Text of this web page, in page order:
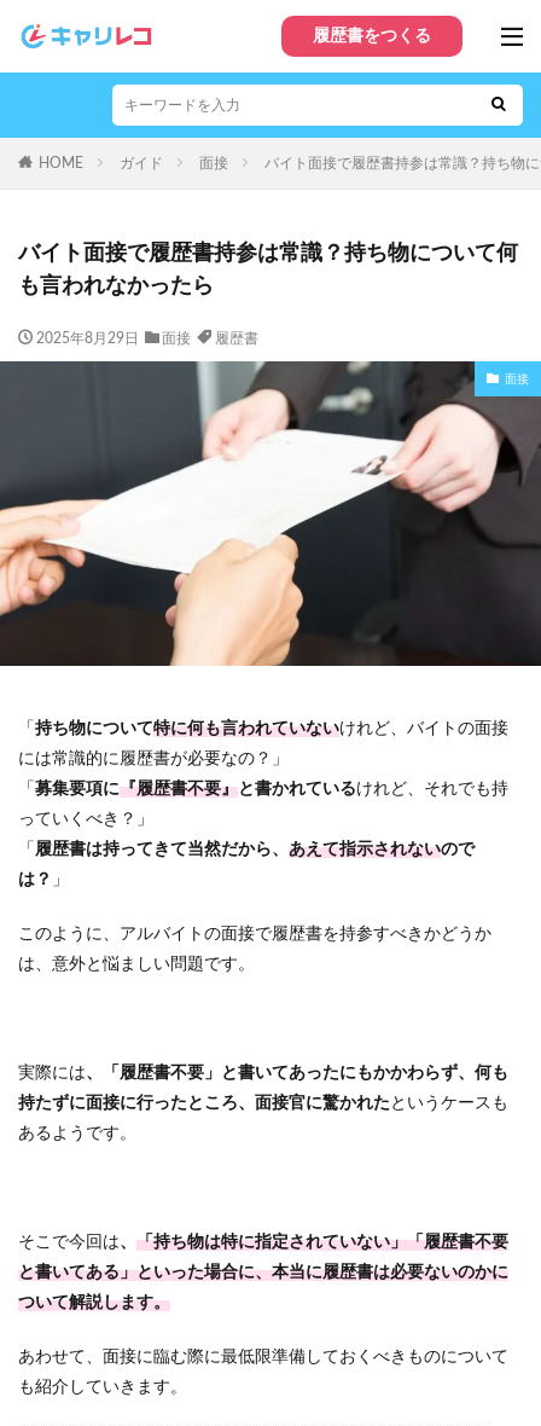
履歴書をつくる
HOME ガイド 面接 バイト面接で履歴書持参は常識？持ち物
バイト面接で履歴書持参は常識？持ち物について何
も言われなかったら
2025年8月29日 面接 履歴書
面接
「 持ち物について特に何も言われていないけれど、バイトの面接
には常識的に履歴書が必要なの？」
「 募集要項に『履歴書不要』と書かれているけれど、それでも持
っていくべき？」
「 履歴書は持ってきて当然だから、 あえて指示されないので
は？ 」
このように、アルバイトの面接で履歴書を持参すべきかどうか
は、意外と悩ましい問題です。
実際には、「履歴書不要」と書いてあったにもかかわらず、何も
持たずに面接に行ったところ、面接官に驚かれた というケースも
あるようです。
そこで今回は、 「持ち物は特に指定されていない」「履歴書不要
と書いてある」といった場合に、本当に履歴書は必要ないのかに
ついて解説します。
あわせて、面接に臨む際に最低限準備しておくべきものについて
も紹介していきます。